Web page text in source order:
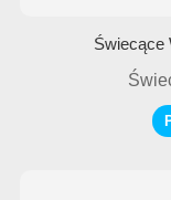
Świecące